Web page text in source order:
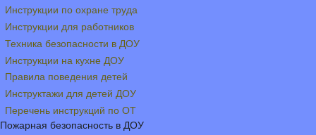
Инструкции по охране труда
Инструкции для работников
Техника безопасности в ДОУ
Инструкции на кухне ДОУ
Правила поведения детей
Инструктажи для детей ДОУ
Перечень инструкций по ОТ
Пожарная безопасность в ДОУ